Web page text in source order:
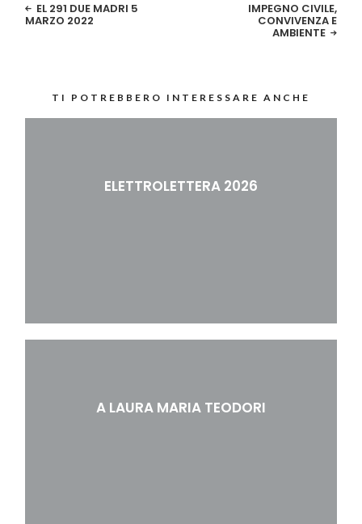
EL 291 DUE MADRI 5
MARZO 2022
IMPEGNO CIVILE,
CONVIVENZA E
AMBIENTE
TI POTREBBERO INTERESSARE ANCHE
ELETTROLETTERA 2026
A LAURA MARIA TEODORI